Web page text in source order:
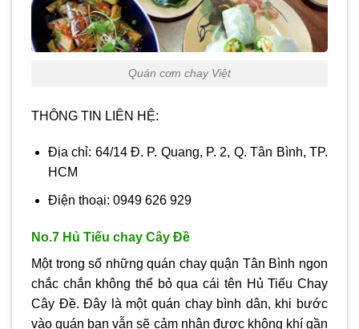
Quán cơm chay Việt
THÔNG TIN LIÊN HỆ:
Địa chỉ: 64/14 Đ. P. Quang, P. 2, Q. Tân Bình, TP.
HCM
Điện thoại: 0949 626 929
No.7 Hủ Tiếu chay Cây Đề
Một trong số những quán chay quận Tân Bình ngon
chắc chắn không thể bỏ qua cái tên Hủ Tiếu Chay
Cây Đề. Đây là một quán chay bình dân, khi bước
vào quán bạn vẫn sẽ cảm nhận được không khí gần